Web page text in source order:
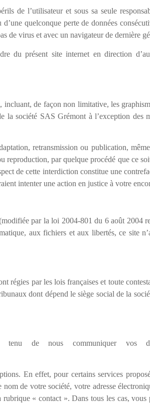
de l’utilisateur et sous sa seule
quelconque perte de données
de virus et avec un navigateur de dernière
du présent site internet en direction
de façon non limitative, les
société SAS Grémont à l’exception des
retransmission ou publication,
reproduction, par quelque procédé que ce
de cette interdiction constitue une
intenter une action en justice à votre
par la loi 2004-801 du 6 août 2004
aux fichiers et aux libertés, ce site
régies par les lois françaises et toute
dont dépend le siège social de la
tenu de nous communiquer vos
En effet, pour certains services
de votre société, votre adresse
« contact ». Dans tous les cas,